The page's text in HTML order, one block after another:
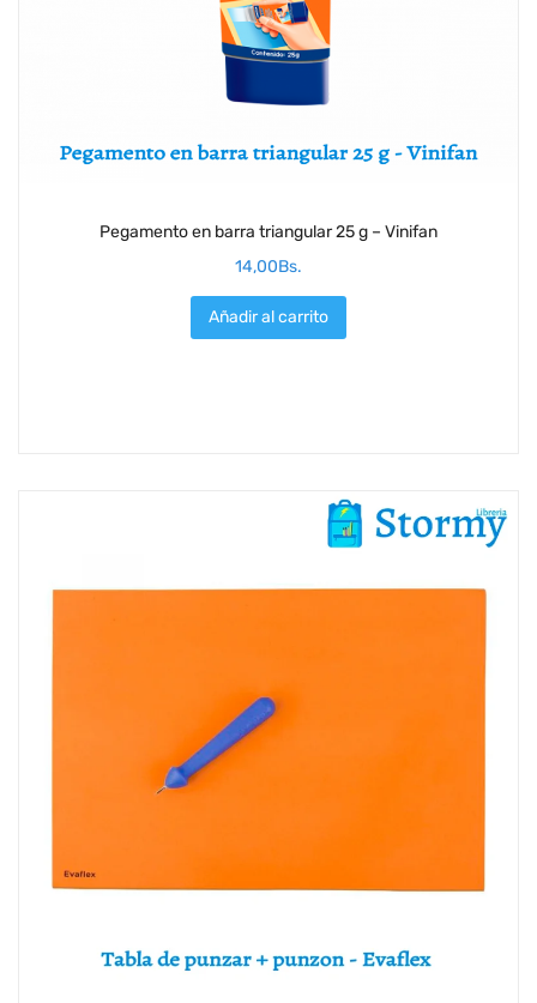
Pegamento en barra triangular 25 g – Vinifan
14,00Bs.
Añadir al carrito